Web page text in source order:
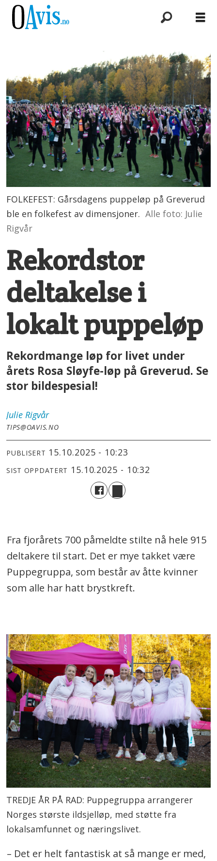
FOLKEFEST: Gårsdagens puppeløp på Greverud
ble en folkefest av dimensjoner. Alle foto: Julie
Rigvår
Rekordstor
deltakelse i
lokalt puppeløp
Rekordmange løp for livet under
årets Rosa Sløyfe-løp på Greverud. Se
stor bildespesial!
Julie Rigvår
TIPS@OAVIS.NO
PUBLISERT 15.10.2025 - 10:23
SIST OPPDATERT 15.10.2025 - 10:32
Fra fjorårets 700 påmeldte stilte nå hele 915
deltakere til start. Det er mye takket være
Puppegruppa, som består av åtte kvinner
som alle har hatt brystkreft.
TREDJE ÅR PÅ RAD: Puppegruppa arrangerer
Norges største ildsjelløp, med støtte fra
lokalsamfunnet og næringslivet.
– Det er helt fantastisk at så mange er med,